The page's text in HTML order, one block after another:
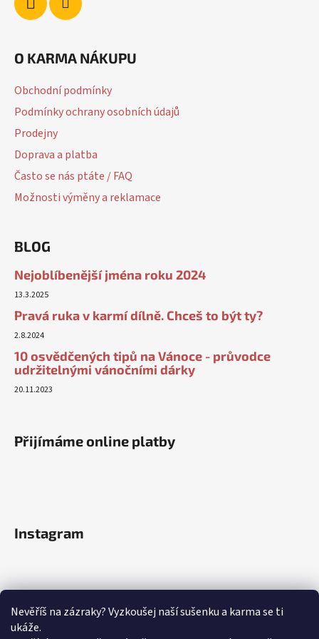
Nevěříš na zázraky? Vyzkoušej naší sušenku a karma se ti
ukáže.
O KARMA NÁKUPU
Obchodní podmínky
Podmínky ochrany osobních údajů
Prodejny
Doprava a platba
Často se nás ptáte / FAQ
Možnosti výměny a reklamace
BLOG
Nejoblíbenější jména roku 2024
13.3.2025
Pravá ruka v karmí dílně. Chceš to být ty?
2.8.2024
10 osvědčených tipů na Vánoce - průvodce
udržitelnými vánočními dárky
20.11.2023
Přijímáme online platby
Instagram